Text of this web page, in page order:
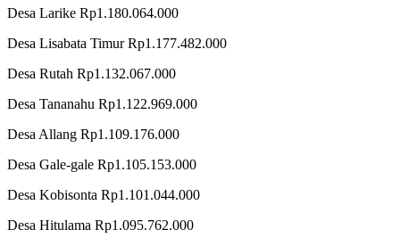
Desa Larike Rp1.180.064.000
Desa Lisabata Timur Rp1.177.482.000
Desa Rutah Rp1.132.067.000
Desa Tananahu Rp1.122.969.000
Desa Allang Rp1.109.176.000
Desa Gale-gale Rp1.105.153.000
Desa Kobisonta Rp1.101.044.000
Desa Hitulama Rp1.095.762.000